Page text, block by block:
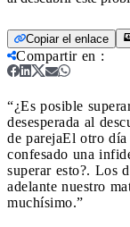
Copiar el enlace
Compartir en :
“¿Es posible
desesperada al
de parejaEl otro día
confesado una
superar esto?. Los
adelante nuestro
muchísimo.”